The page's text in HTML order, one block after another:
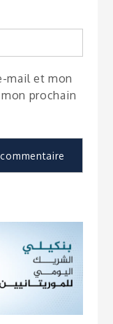
mail et mon
prochain